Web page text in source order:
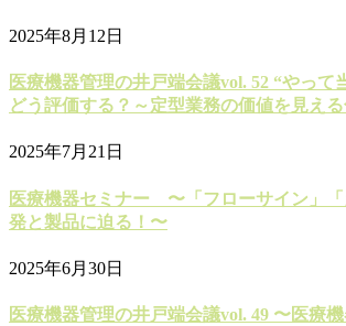
2025年8月12日
医療機器管理の井戸端会議vol. 52 “やって
どう評価する？～定型業務の価値を見え
2025年7月21日
医療機器セミナー 〜「フローサイン」「
発と製品に迫る！〜
2025年6月30日
医療機器管理の井戸端会議vol. 49 〜医療